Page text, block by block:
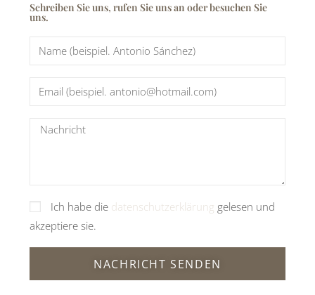
Schreiben Sie uns, rufen Sie uns an oder besuchen Sie
uns.
Ich habe die datenschutzerklärung gelesen und
akzeptiere sie.
NACHRICHT SENDEN